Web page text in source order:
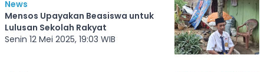
News
Mensos Upayakan Beasiswa untuk
Lulusan Sekolah Rakyat
Senin 12 Mei 2025, 19:03 WIB